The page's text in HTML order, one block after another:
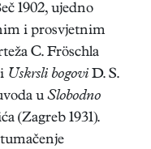
1902, ujedno
i prosvjetnim
C. Fröschla
Uskrsli bogovi D. S.
u Slobodno
(Zagreb 1931).